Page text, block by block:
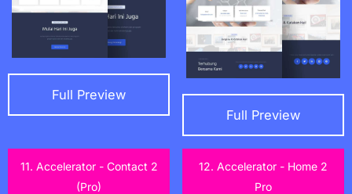
Full Preview
Full Preview
11. Accelerator - Contact 2
(Pro)
12. Accelerator - Home 2
Pro